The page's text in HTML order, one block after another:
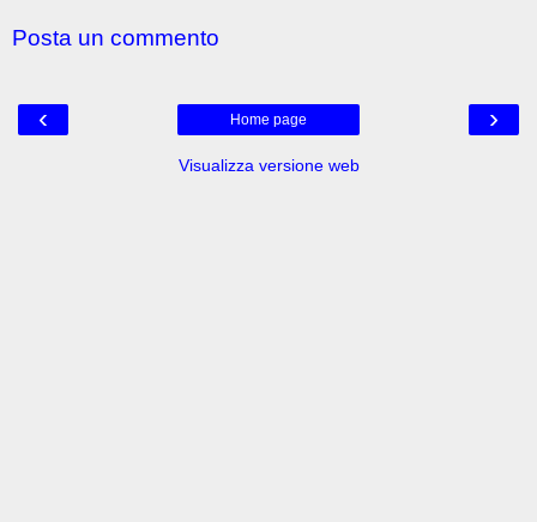
Posta un commento
‹ ›
Home page
Visualizza versione web